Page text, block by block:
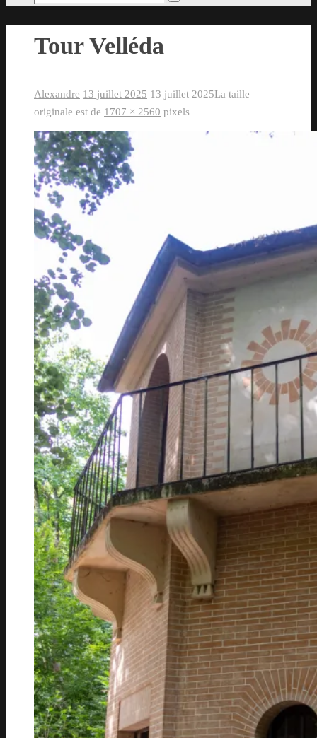
Rechercher
Tour Velléda
Alexandre 13 juillet 2025 13 juillet 2025La taille
originale est de 1707 × 2560 pixels